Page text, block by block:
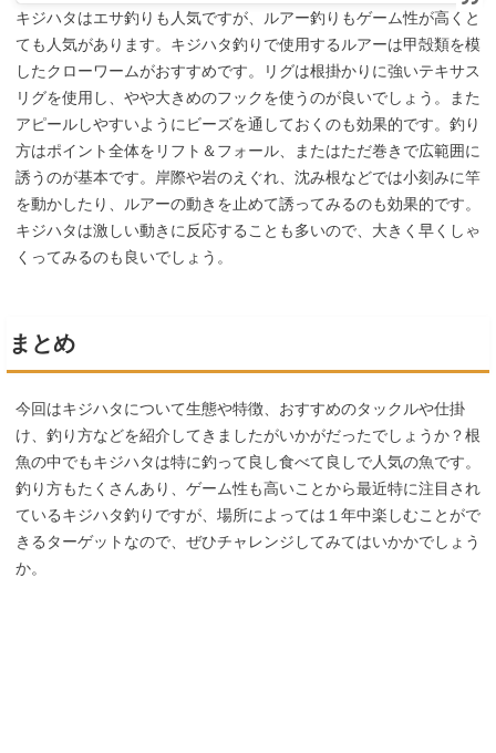
キジハタはエサ釣りも人気ですが、ルアー釣りもゲーム性が高くと
ても人気があります。キジハタ釣りで使用するルアーは甲殻類を模
したクローワームがおすすめです。リグは根掛かりに強いテキサス
リグを使用し、やや大きめのフックを使うのが良いでしょう。また
アピールしやすいようにビーズを通しておくのも効果的です。釣り
方はポイント全体をリフト＆フォール、またはただ巻きで広範囲に
誘うのが基本です。岸際や岩のえぐれ、沈み根などでは小刻みに竿
を動かしたり、ルアーの動きを止めて誘ってみるのも効果的です。
キジハタは激しい動きに反応することも多いので、大きく早くしゃ
くってみるのも良いでしょう。
まとめ
今回はキジハタについて生態や特徴、おすすめのタックルや仕掛
け、釣り方などを紹介してきましたがいかがだったでしょうか？根
魚の中でもキジハタは特に釣って良し食べて良しで人気の魚です。
釣り方もたくさんあり、ゲーム性も高いことから最近特に注目され
ているキジハタ釣りですが、場所によっては１年中楽しむことがで
きるターゲットなので、ぜひチャレンジしてみてはいかかでしょう
か。